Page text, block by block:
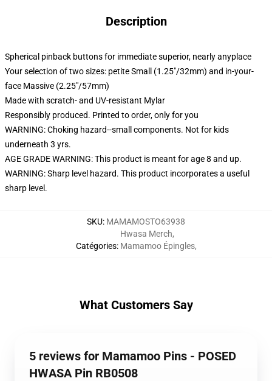
Description
Spherical pinback buttons for immediate superior, nearly anyplace
Your selection of two sizes: petite Small (1.25"/32mm) and in-your-
face Massive (2.25"/57mm)
Made with scratch- and UV-resistant Mylar
Responsibly produced. Printed to order, only for you
WARNING: Choking hazard--small components. Not for kids
underneath 3 yrs.
AGE GRADE WARNING: This product is meant for age 8 and up.
WARNING: Sharp level hazard. This product incorporates a useful
sharp level.
SKU: MAMAMOSTO63938
Catégories:
Hwasa Merch,
Mamamoo Épingles,
What Customers Say
5 reviews for Mamamoo Pins - POSED
HWASA Pin RB0508